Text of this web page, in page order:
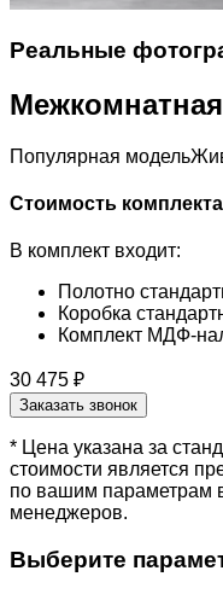
Реальные
Популярная модель
Стоимость комплекта
В комплект входит:
Полотно
Коробка
Комплект МДФ-
30 475 ₽
Заказать звонок
* Цена указана за
стоимости является
по вашим параметрам
менеджеров.
Выберите